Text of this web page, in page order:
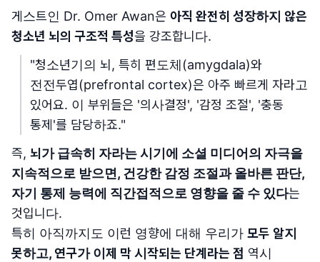
게스트인 Dr. Omer Awan은 아직 완전히 성장하지 않은
청소년 뇌의 구조적 특성을 강조합니다.
"청소년기의 뇌, 특히 편도체(amygdala)와
전전두엽(prefrontal cortex)은 아주 빠르게 자라고
있어요. 이 부위들은 '의사결정', '감정 조절', '충동
통제'를 담당하죠."
즉, 뇌가 급속히 자라는 시기에 소셜 미디어의 자극을
지속적으로 받으면, 건강한 감정 조절과 올바른 판단,
자기 통제 능력에 직간접적으로 영향을 줄 수 있다는
것입니다.
특히 아직까지도 이런 영향에 대해 우리가 모두 알지
못하고, 연구가 이제 막 시작되는 단계라는 점 역시